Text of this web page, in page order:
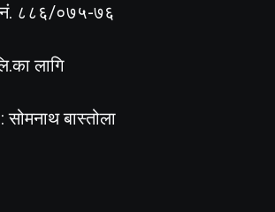
नं. ८८६/०७५-७६
लागि
बास्तोला